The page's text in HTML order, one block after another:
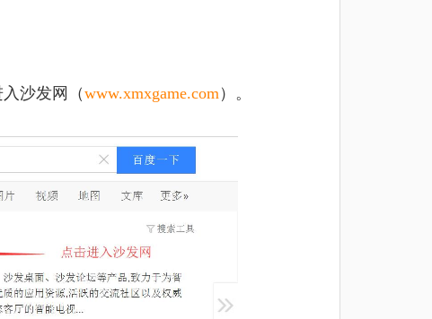
沙发网（www.xmxgame.com）。